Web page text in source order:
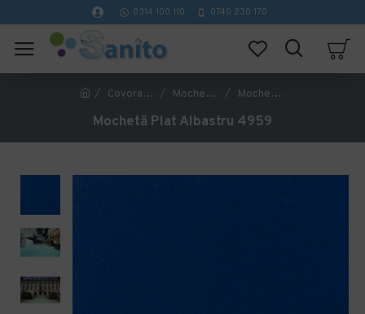
0314 100 110 0740 230 170
Covorase Profesionale Mochete Birou si Horeca Mochetă Plat Albastru 4959
Mochetă Plat Albastru 4959